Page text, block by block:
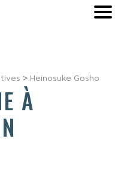
> Heinosuke Gosho
À